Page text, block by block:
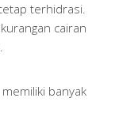
terhidrasi.
cairan
banyak